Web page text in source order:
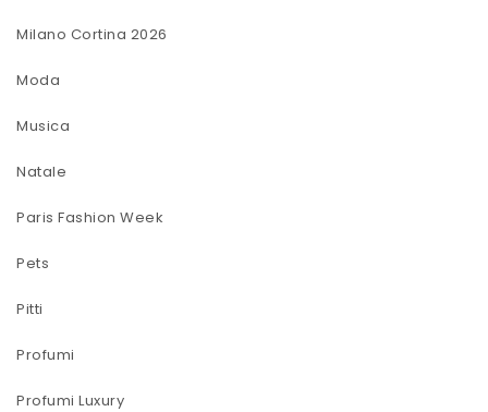
Milano Cortina 2026
Moda
Musica
Natale
Paris Fashion Week
Pets
Pitti
Profumi
Profumi Luxury